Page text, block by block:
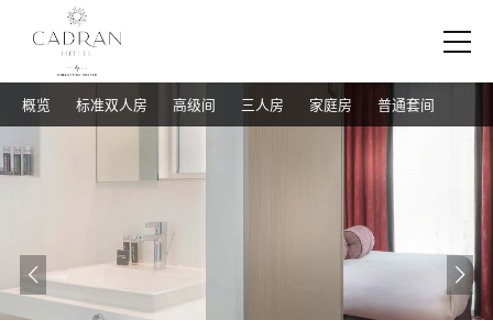
概览 标准双人房 高级间 三人房 家庭房 普通套间